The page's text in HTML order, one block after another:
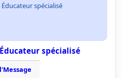
spécialisé
spécialisé